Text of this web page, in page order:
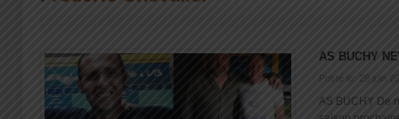
AS BUCHY
Posté le: 29 juin
AS BUCHY De